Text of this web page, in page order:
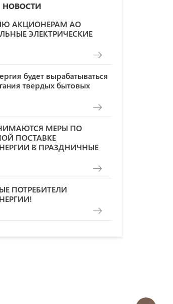
НОВОСТИ
АКЦИОНЕРАМ АО
ЭЛЕКТРИЧЕСКИЕ
будет вырабатываться
твердых бытовых
МЕРЫ ПО
ПОСТАВКЕ
В ПРАЗДНИЧНЫЕ
ПОТРЕБИТЕЛИ